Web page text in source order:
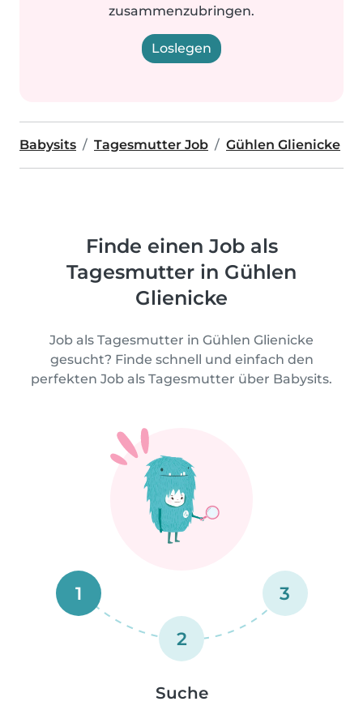
zusammenzubringen.
Loslegen
Babysits Tagesmutter Job Gühlen Glienicke
Finde einen Job als
Tagesmutter in Gühlen
Glienicke
Job als Tagesmutter in Gühlen Glienicke
gesucht? Finde schnell und einfach den
perfekten Job als Tagesmutter über Babysits.
1
2
3
Suche